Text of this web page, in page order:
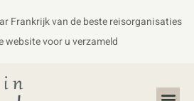
Frankrijk van de beste reisorganisaties
website voor u verzameld